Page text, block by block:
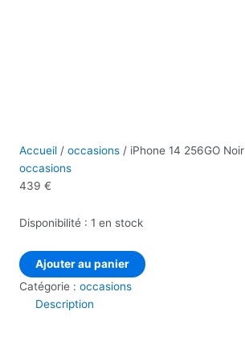
Accueil / occasions / iPhone 14 256GO Noir
occasions
439 €
Disponibilité : 1 en stock
Ajouter au panier
Catégorie : occasions
Description